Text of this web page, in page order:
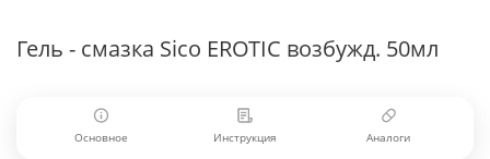
Гель - смазка Sico EROTIC возбужд. 50мл
Основное Инструкция Аналоги